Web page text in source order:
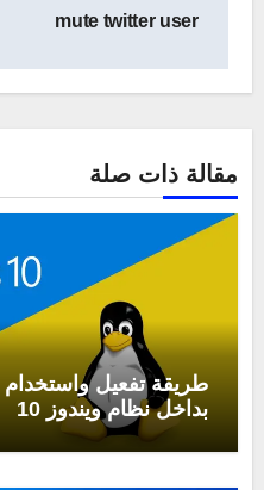
mute twitter user
مقالة ذات صلة
طريقة تفعيل واستخدام
بداخل نظام ويندوز 10